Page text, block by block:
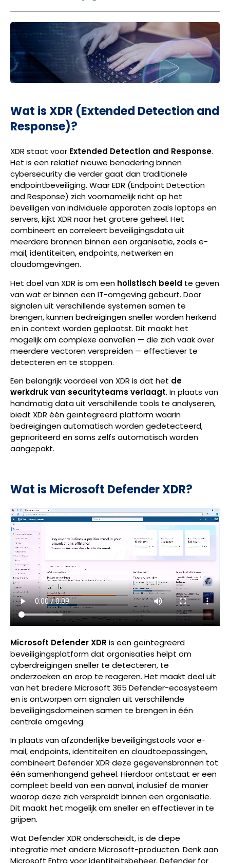
Wat is XDR (Extended Detection and
Response)?
XDR staat voor Extended Detection and Response.
Het is een relatief nieuwe benadering binnen
cybersecurity die verder gaat dan traditionele
endpointbeveiliging. Waar EDR (Endpoint Detection
and Response) zich voornamelijk richt op het
beveiligen van individuele apparaten zoals laptops en
servers, kijkt XDR naar het grotere geheel. Het
combineert en correleert beveiligingsdata uit
meerdere bronnen binnen een organisatie, zoals e-
mail, identiteiten, endpoints, netwerken en
cloudomgevingen.
Het doel van XDR is om een holistisch beeld te geven
van wat er binnen een IT-omgeving gebeurt. Door
signalen uit verschillende systemen samen te
brengen, kunnen bedreigingen sneller worden herkend
en in context worden geplaatst. Dit maakt het
mogelijk om complexe aanvallen — die zich vaak over
meerdere vectoren verspreiden — effectiever te
detecteren en te stoppen.
Een belangrijk voordeel van XDR is dat het de
werkdruk van securityteams verlaagt. In plaats van
handmatig data uit verschillende tools te analyseren,
biedt XDR één geïntegreerd platform waarin
bedreigingen automatisch worden gedetecteerd,
geprioriteerd en soms zelfs automatisch worden
aangepakt.
Wat is Microsoft Defender XDR?
Microsoft Defender XDR is een geïntegreerd
beveiligingsplatform dat organisaties helpt om
cyberdreigingen sneller te detecteren, te
onderzoeken en erop te reageren. Het maakt deel uit
van het bredere Microsoft 365 Defender-ecosysteem
en is ontworpen om signalen uit verschillende
beveiligingsdomeinen samen te brengen in één
centrale omgeving.
In plaats van afzonderlijke beveiligingstools voor e-
mail, endpoints, identiteiten en cloudtoepassingen,
combineert Defender XDR deze gegevensbronnen tot
één samenhangend geheel. Hierdoor ontstaat er een
compleet beeld van een aanval, inclusief de manier
waarop deze zich verspreidt binnen een organisatie.
Dit maakt het mogelijk om sneller en effectiever in te
grijpen.
Wat Defender XDR onderscheidt, is de diepe
integratie met andere Microsoft-producten. Denk aan
Microsoft Entra voor identiteitsbeheer, Defender for